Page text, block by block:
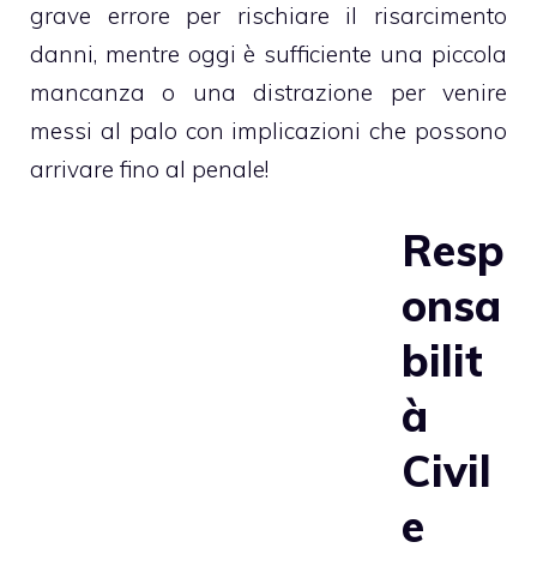
grave errore per rischiare il risarcimento
danni, mentre oggi è sufficiente una piccola
mancanza o una distrazione per venire
messi al palo con implicazioni che possono
arrivare fino al penale!
Resp
onsa
bilit
à
Civil
e